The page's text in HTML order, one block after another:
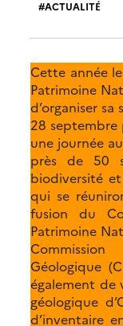
ACTUALITÉ
Cette année
Patrimoine
d’organiser
28 septembre
une journée
près de 50
biodiversité
qui se
fusion du
Patrimoine
Géologique
également de
géologique
d’inventaire